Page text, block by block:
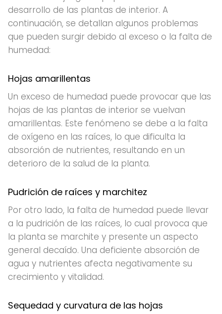
desarrollo de las plantas de interior. A
continuación, se detallan algunos problemas
que pueden surgir debido al exceso o la falta de
humedad:
Hojas amarillentas
Un exceso de humedad puede provocar que las
hojas de las plantas de interior se vuelvan
amarillentas. Este fenómeno se debe a la falta
de oxígeno en las raíces, lo que dificulta la
absorción de nutrientes, resultando en un
deterioro de la salud de la planta.
Pudrición de raíces y marchitez
Por otro lado, la falta de humedad puede llevar
a la pudrición de las raíces, lo cual provoca que
la planta se marchite y presente un aspecto
general decaído. Una deficiente absorción de
agua y nutrientes afecta negativamente su
crecimiento y vitalidad.
Sequedad y curvatura de las hojas